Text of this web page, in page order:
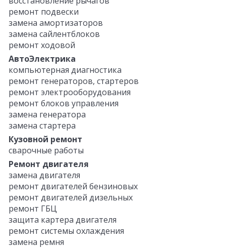
ремонт подвески
замена амортизаторов
замена сайлентблоков
ремонт ходовой
АвтоЭлектрика
компьютерная диагностика
ремонт генераторов, стартеров
ремонт электрооборудования
ремонт блоков управления
замена генератора
замена стартера
Кузовной ремонт
сварочные работы
Ремонт двигателя
замена двигателя
ремонт двигателей бензиновых
ремонт двигателей дизельных
ремонт ГБЦ
защита картера двигателя
ремонт системы охлаждения
замена ремня